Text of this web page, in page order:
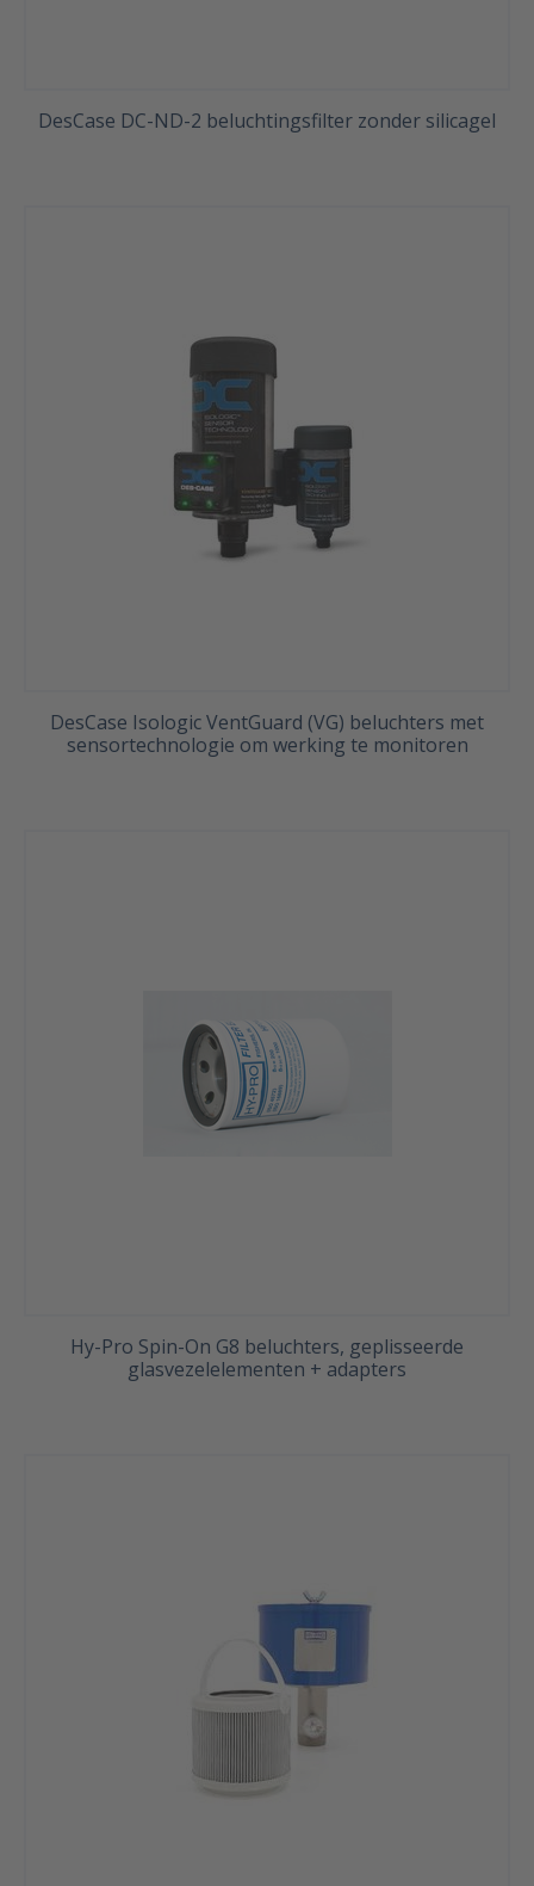
DesCase DC-ND-2 beluchtingsfilter zonder silicagel
DesCase Isologic VentGuard (VG) beluchters met
sensortechnologie om werking te monitoren
Hy-Pro Spin-On G8 beluchters, geplisseerde
glasvezelelementen + adapters